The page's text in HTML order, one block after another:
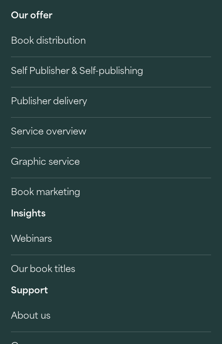
Our offer
Book distribution
Self Publisher & Self-publishing
Publisher delivery
Service overview
Graphic service
Book marketing
Insights
Webinars
Our book titles
Support
About us